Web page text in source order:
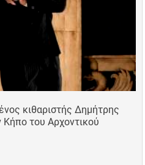
κιθαριστής Δημήτρης
Κήπο του Αρχοντικού